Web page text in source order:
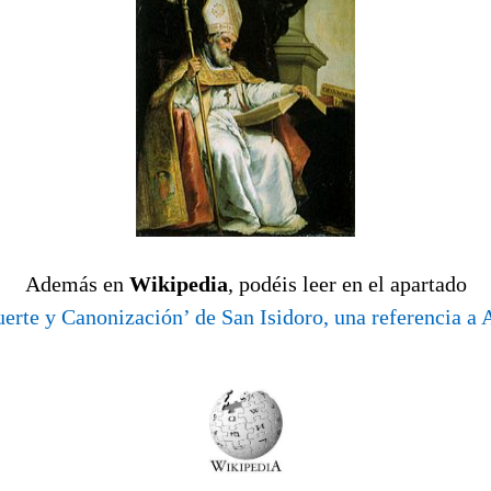
Además en Wikipedia, podéis leer en el apartado
y Canonización’ de San Isidoro, una referencia a